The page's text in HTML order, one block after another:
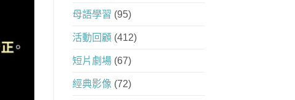
母語學習 (95)
活動回顧 (412)
短片劇場(67)
經典影像 (72)